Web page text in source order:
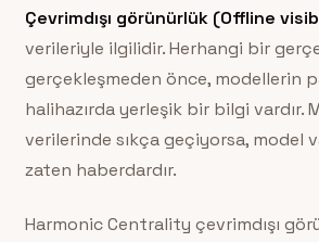
Çevrimdışı görünürlük (Offline
verileriyle ilgilidir. Herhangi bir
gerçekleşmeden önce, modellerin
halihazırda yerleşik bir bilgi vardır.
verilerinde sıkça geçiyorsa, model
zaten haberdardır.
Harmonic Centrality çevrimdışı